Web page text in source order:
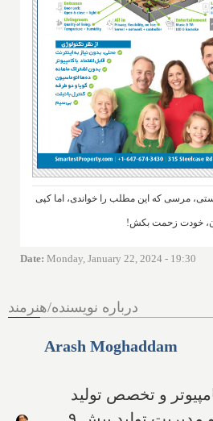
مرسی که این مطلب را خواندی، اما کپی
خودت زحمت بکش!
Date: Monday, January 22, 2024 - 19:30
درباره نویسنده/هنرمند
Arash Moghaddam
و تخصص تولید